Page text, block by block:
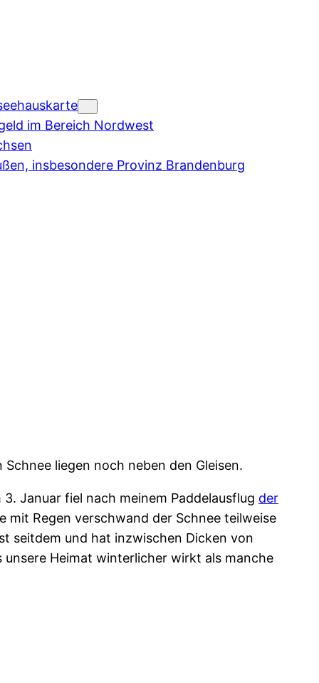
im Bereich Nordwest
insbesondere Provinz Brandenburg
liegen noch neben den Gleisen.
Januar fiel nach meinem Paddelausflug der
Regen verschwand der Schnee teilweise
seitdem und hat inzwischen Dicken von
Heimat winterlicher wirkt als manche